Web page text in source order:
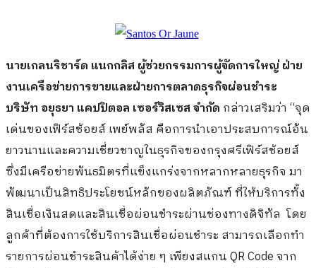
นายเกลนริชาร์ด แนกกลิส ผู้ช่วยกรรมการผู้จัดการใหญ่ ฝ่าย
งานเครือข่ายการขายและฝ่ายการตลาดธุรกิจผ่อนชำระ
บริษัท อยุธยา แคปปิตอล เซอร์วิสเซส จำกัด กล่าวเสริมว่า “จุด
เด่นของเฟิร์สช้อยส์ เพย์พลัส คือการนำเอาประสบการณ์อัน
ยาวนานและความเชี่ยวชาญในธุรกิจของกรุงศรีเฟิร์สช้อยส์
ซึ่งมีเครือข่ายพันธมิตรที่แข็งแกร่งจากหลากหลายธุรกิจ มา
พัฒนาเป็นสิทธิประโยชน์หลักของผลิตภัณฑ์ ที่ให้บริการทั้ง
สินเชื่อเงินสดและสินเชื่อผ่อนชำระผ่านช่องทางดิจิทัล โดย
ลูกค้าที่ต้องการใช้บริการสินเชื่อผ่อนชำระ สามารถเลือกทำ
รายการผ่อนชำระสินค้าได้ง่าย ๆ เพียงสแกน QR Code จาก